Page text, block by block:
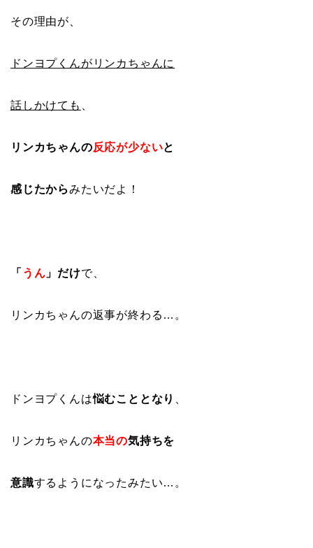
その理由が、
ドンヨプくんがリンカちゃんに
話しかけても
リンカちゃんの反応が少ないと
感じたからみたいだよ！
「 うん 」だけで、
リンカちゃんの返事が終わる…。
ドンヨプくんは悩むこととなり
リンカちゃんの本当の気持ちを
意識するようになったみたい…。